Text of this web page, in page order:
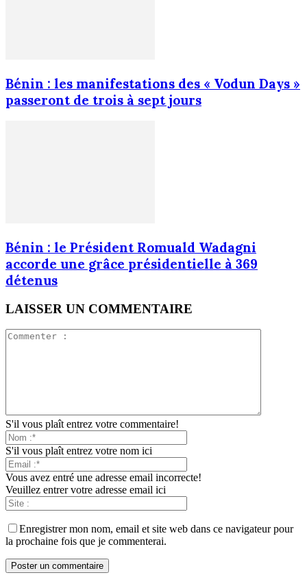
Bénin : les manifestations des « Vodun Days »
passeront de trois à sept jours
Bénin : le Président Romuald Wadagni
accorde une grâce présidentielle à 369
détenus
LAISSER UN COMMENTAIRE
S'il vous plaît entrez votre commentaire!
S'il vous plaît entrez votre nom ici
Vous avez entré une adresse email incorrecte!
Veuillez entrer votre adresse email ici
Enregistrer mon nom, email et site web dans ce navigateur pour
la prochaine fois que je commenterai.